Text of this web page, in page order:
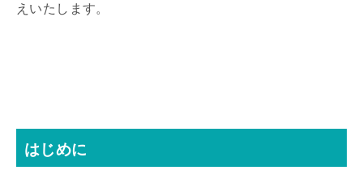
えいたします。
はじめに